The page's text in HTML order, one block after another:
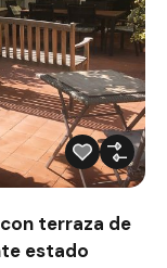
con terraza de
estado